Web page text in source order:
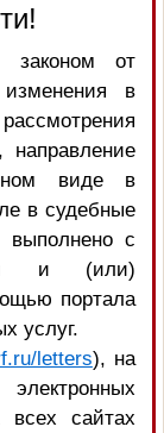
законом от
в
направление
виде в
в судебные
выполнено с
и (или)
портала
услуг.
letters), на
сайтах